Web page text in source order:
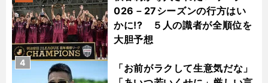
026－27シーズンの行方はい
かに!? ５人の識者が全順位を
大胆予想
「お前がラクして生意気だな」
4